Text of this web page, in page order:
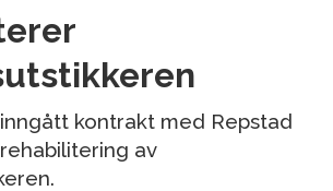
kontrakt med Repstad
av